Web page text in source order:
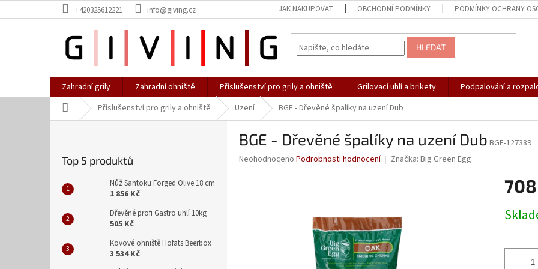
na
+420325612221 info@giving.cz JAK NAKUPOVAT OBCHODNÍ PODMÍNKY PODMÍNKY OCHRANY
HLEDAT
Zahradní grily Zahradní ohniště Příslušenství pro grily a ohniště Grilovací uhlí a brikety Podpalování a
Domů Příslušenství pro grily a ohniště Uzení BGE - Dřevěné špalíky na uzení Dub
Top 5 produktů
Nůž Santoku Forged Olive 18 cm
1 856 Kč
Dřevěné profi Gastro uhlí 10kg
505 Kč
Kovové ohniště Höfats Beerbox
3 534 Kč
BGE - Dřevěné špalíky na uzení Dub BGE-127389
Průměrné
Neohodnoceno Podrobnosti hodnocení Značka: Big Green Egg
cena: